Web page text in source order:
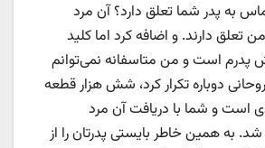
به پدر شما تعلق دارد؟ آن مرد
تعلق دارند. و اضافه کرد اما کلید
پدرم است و من متاسفانه نمی‌توانم
روحانی دوباره تکرار کرد، شش هزار قطعه
است و شما با دریافت آن مرد
به همین خاطر بایستی پدرتان را از